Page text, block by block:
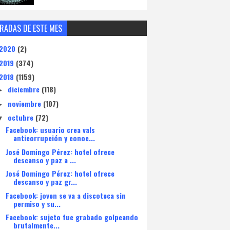
DE ESTE MES
2020 (2)
2019 (374)
2018 (1159)
diciembre (118)
noviembre (107)
octubre (72)
Facebook: usuario crea vals
anticorrupción y conoc...
José Domingo Pérez: hotel ofrece
descanso y paz a ...
José Domingo Pérez: hotel ofrece
descanso y paz gr...
Facebook: joven se va a discoteca sin
permiso y su...
Facebook: sujeto fue grabado golpeando
brutalmente...